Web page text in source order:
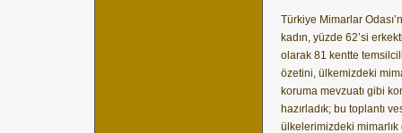
Türkiye Mimarlar
kadın, yüzde 62’si
olarak 81 kentte
özetini, ülkemizdeki
koruma mevzuatı gibi
hazırladık; bu toplantı
ülkelerimizdeki mimarlık